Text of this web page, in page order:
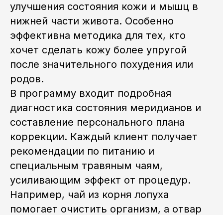
улучшения состояния кожи и мышц в
нижней части живота. Особенно
эффективна методика для тех, кто
хочет сделать кожу более упругой
после значительного похудения или
родов.
В программу входит подробная
диагностика состояния меридианов и
составление персонального плана
коррекции. Каждый клиент получает
рекомендации по питанию и
специальным травяным чаям,
усиливающим эффект от процедур.
Например, чай из корня лопуха
помогает очистить организм, а отвар
Онлайн
Курсы в записи
Новости
Москва, м. Октябрьское поле,
+7 995 792-99-43
isvm@artemten.ru
Служба заботы в Telegram
Служба заботы в WhatsApp
Telegram-канал Института